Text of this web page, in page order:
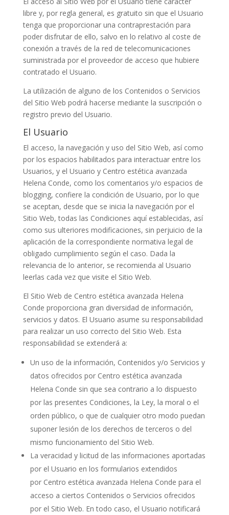
libre y, por regla general, es gratuito sin que el Usuario
tenga que proporcionar una contraprestación para
poder disfrutar de ello, salvo en lo relativo al coste de
conexión a través de la red de telecomunicaciones
suministrada por el proveedor de acceso que hubiere
contratado el Usuario.
La utilización de alguno de los Contenidos o Servicios
del Sitio Web podrá hacerse mediante la suscripción o
registro previo del Usuario.
El Usuario
El acceso, la navegación y uso del Sitio Web, así como
por los espacios habilitados para interactuar entre los
Usuarios, y el Usuario y Centro estética avanzada
Helena Conde, como los comentarios y/o espacios de
blogging, confiere la condición de Usuario, por lo que
se aceptan, desde que se inicia la navegación por el
Sitio Web, todas las Condiciones aquí establecidas, así
como sus ulteriores modificaciones, sin perjuicio de la
aplicación de la correspondiente normativa legal de
obligado cumplimiento según el caso. Dada la
relevancia de lo anterior, se recomienda al Usuario
leerlas cada vez que visite el Sitio Web.
El Sitio Web de Centro estética avanzada Helena
Conde proporciona gran diversidad de información,
servicios y datos. El Usuario asume su responsabilidad
para realizar un uso correcto del Sitio Web. Esta
responsabilidad se extenderá a:
Un uso de la información, Contenidos y/o Servicios y
datos ofrecidos por Centro estética avanzada
Helena Conde sin que sea contrario a lo dispuesto
por las presentes Condiciones, la Ley, la moral o el
orden público, o que de cualquier otro modo puedan
suponer lesión de los derechos de terceros o del
mismo funcionamiento del Sitio Web.
La veracidad y licitud de las informaciones aportadas
por el Usuario en los formularios extendidos
por Centro estética avanzada Helena Conde para el
acceso a ciertos Contenidos o Servicios ofrecidos
por el Sitio Web. En todo caso, el Usuario notificará